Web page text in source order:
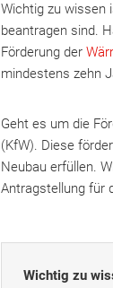
Wichtig zu wissen
beantragen sind.
Förderung der
mindestens zehn
Geht es um die
(KfW). Diese
Neubau erfüllen.
Antragstellung für
Wichtig zu